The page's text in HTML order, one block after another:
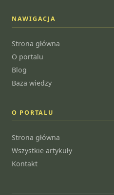
NAWIGACJA
Strona główna
O portalu
Blog
Baza wiedzy
O PORTALU
Strona główna
Wszystkie artykuły
Kontakt